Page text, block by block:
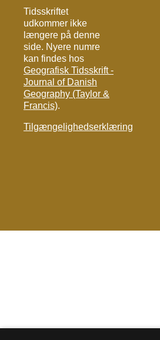
Tidsskriftet
udkommer ikke
længere på denne
side. Nyere numre
kan findes hos
Geografisk Tidsskrift -
Journal of Danish
Geography (Taylor &
Francis).
Tilgængelighedserklæring